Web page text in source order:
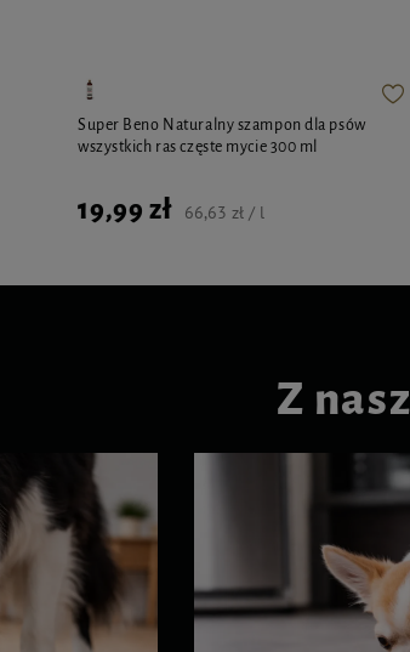
Super Beno Naturalny szampon dla psów
wszystkich ras częste mycie 300 ml
19,99 zł 66,63 zł / l
Z